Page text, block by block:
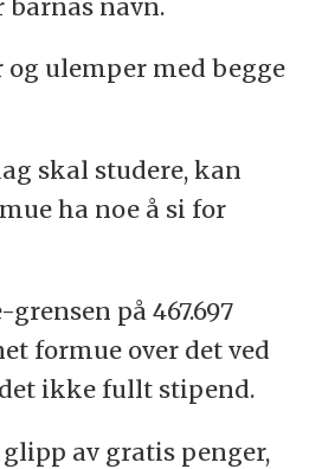
barnas navn.
og ulemper med begge
skal studere, kan
ha noe å si for
på 467.697
formue over det ved
ikke fullt stipend.
av gratis penger,